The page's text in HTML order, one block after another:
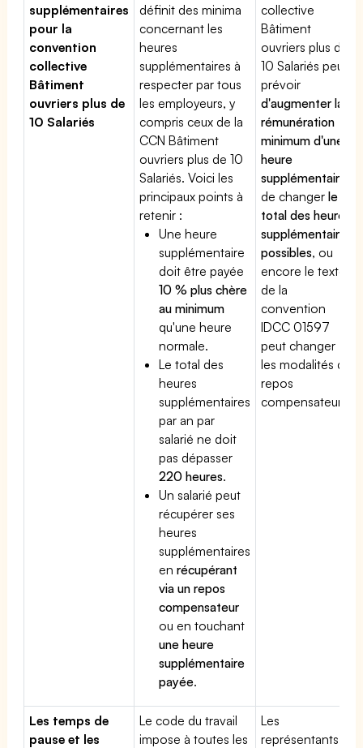
supplémentaires
pour la
convention
collective
Bâtiment
ouvriers plus de
10 Salariés
définit des minima
concernant les
heures
supplémentaires à
respecter par tous
les employeurs, y
compris ceux de la
CCN Bâtiment
ouvriers plus de 10
Salariés. Voici les
principaux points à
retenir :
Une heure
supplémentaire
doit être payée
10 % plus chère
au minimum
qu'une heure
normale.
Le total des
heures
supplémentaires
par an par
salarié ne doit
pas dépasser
220 heures.
Un salarié peut
récupérer ses
heures
supplémentaires
enrécupérant
via un repos
compensateur
ou en touchant
une heure
supplémentaire
payée.
collective
Bâtiment
ouvriers plus de
10 Salariés peut
prévoir
d'augmenter la
rémunération
minimum d'une
heure
supplémentaire
de changerle
total des heures
supplémentaires
possibles, ou
encore le texte
de la
convention
IDCC 01597
peut changer
les modalités du
repos
compensateur.
Les temps de
pause et les
Le code du travail
impose à toutes les
Les
représentants